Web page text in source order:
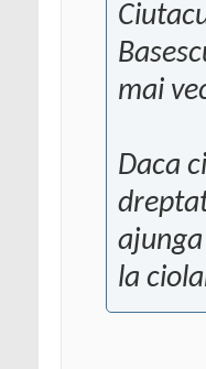
mai
Daca
la